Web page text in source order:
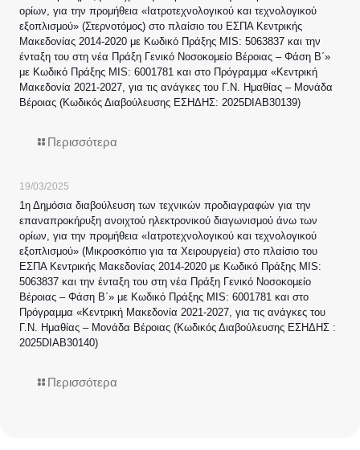
ορίων, για την προμήθεια «Ιατροτεχνολογικού και τεχνολογικού
εξοπλισμού» (Στερνοτόμος) στο πλαίσιο του ΕΣΠΑ Κεντρικής
Μακεδονίας 2014-2020 με Κωδικό Πράξης MIS: 5063837 και την
ένταξη του στη νέα Πράξη Γενικό Νοσοκομείο Βέροιας – Φάση Β΄»
με Κωδικό Πράξης MIS: 6001781 και στο Πρόγραμμα «Κεντρική
Μακεδονία 2021-2027, για τις ανάγκες του Γ.Ν. Ημαθίας – Μονάδα
Βέροιας (Κωδικός Διαβούλευσης ΕΣΗΔΗΣ: 2025DIAB30139)
Περισσότερα
19/03/2025
1η Δημόσια διαβούλευση των τεχνικών προδιαγραφών για την
επαναπροκήρυξη ανοιχτού ηλεκτρονικού διαγωνισμού άνω των
ορίων, για την προμήθεια «Ιατροτεχνολογικού και τεχνολογικού
εξοπλισμού» (Μικροσκόπιο για τα Χειρουργεία) στο πλαίσιο του
ΕΣΠΑ Κεντρικής Μακεδονίας 2014-2020 με Κωδικό Πράξης MIS:
5063837 και την ένταξη του στη νέα Πράξη Γενικό Νοσοκομείο
Βέροιας – Φάση Β΄» με Κωδικό Πράξης MIS: 6001781 και στο
Πρόγραμμα «Κεντρική Μακεδονία 2021-2027, για τις ανάγκες του
Γ.Ν. Ημαθίας – Μονάδα Βέροιας (Κωδικός Διαβούλευσης ΕΣΗΔΗΣ :
2025DIAB30140)
Περισσότερα